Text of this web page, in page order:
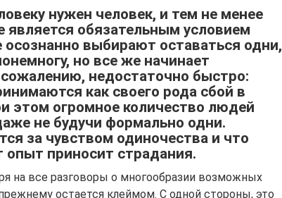
нужен человек, и тем не менее
является обязательным условием
выбирают оставаться одни,
но все же начинает
недостаточно быстро:
как своего рода сбой в
этом огромное количество людей
не будучи формально одни.
за чувством одиночества и что
опыт приносит страдания.
на все разговоры о многообразии возможных
остается клеймом. С одной стороны, это